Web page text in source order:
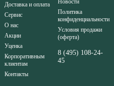
Доставка и оплата
Сервис
О нас
Акции
Уценка
Корпоративным
клиентам
Контакты
Новости
Политика
конфиденциальности
Условия продажи
(оферта)
8 (495) 108-24-
45